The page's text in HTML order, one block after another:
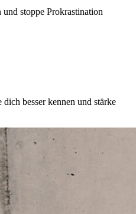
und stoppe Prokrastination
besser kennen und stärke